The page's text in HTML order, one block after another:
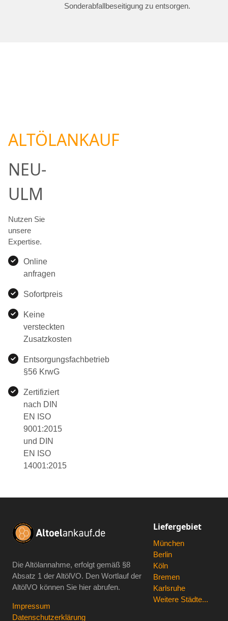
Sonderabfallbeseitigung zu entsorgen.
ALTÖLANKAUF
NEU-
ULM
Nutzen Sie
unsere
Expertise.
Online
anfragen
Sofortpreis
Keine
versteckten
Zusatzkosten
Entsorgungsfachbetrieb
§56 KrwG
Zertifiziert
nach DIN
EN ISO
9001:2015
und DIN
EN ISO
14001:2015
Die Altölannahme, erfolgt gemäß §8
Absatz 1 der AltölVO. Den Wortlauf der
AltölVO können Sie hier abrufen.
Impressum
Datenschutzerklärung
Liefergebiet
München
Berlin
Köln
Bremen
Karlsruhe
Weitere Städte...